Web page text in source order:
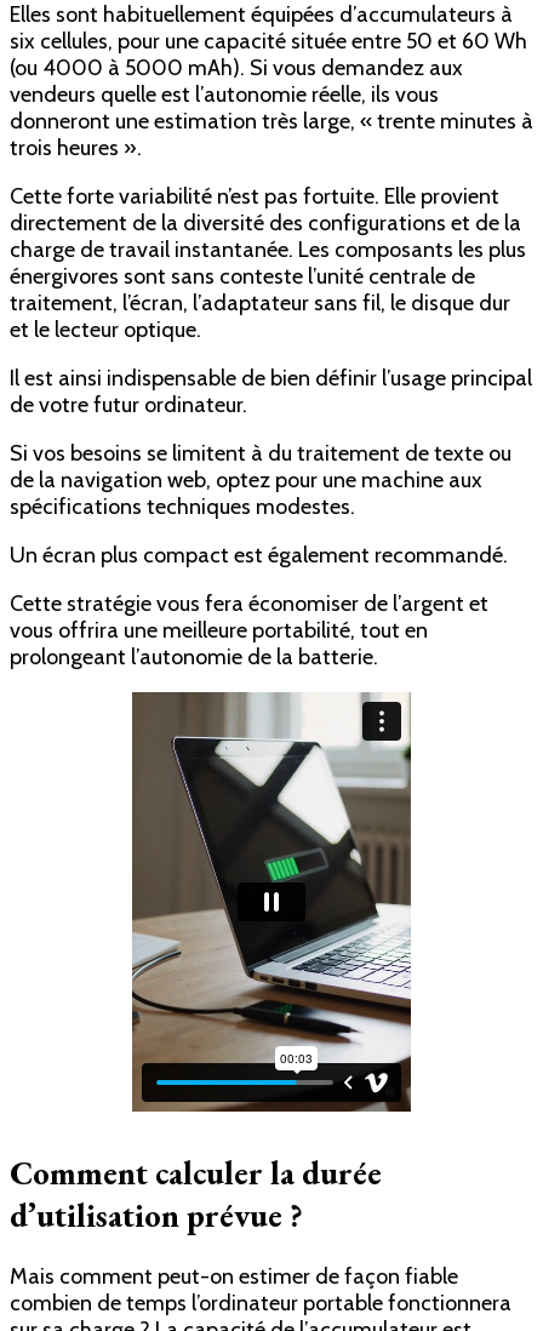
Elles sont habituellement équipées d’accumulateurs à
six cellules, pour une capacité située entre 50 et 60 Wh
(ou 4000 à 5000 mAh). Si vous demandez aux
vendeurs quelle est l’autonomie réelle, ils vous
donneront une estimation très large, « trente minutes à
trois heures ».
Cette forte variabilité n’est pas fortuite. Elle provient
directement de la diversité des configurations et de la
charge de travail instantanée. Les composants les plus
énergivores sont sans conteste l’unité centrale de
traitement, l’écran, l’adaptateur sans fil, le disque dur
et le lecteur optique.
Il est ainsi indispensable de bien définir l’usage principal
de votre futur ordinateur.
Si vos besoins se limitent à du traitement de texte ou
de la navigation web, optez pour une machine aux
spécifications techniques modestes.
Un écran plus compact est également recommandé.
Cette stratégie vous fera économiser de l’argent et
vous offrira une meilleure portabilité, tout en
prolongeant l’autonomie de la batterie.
Comment calculer la durée
d’utilisation prévue ?
Mais comment peut-on estimer de façon fiable
combien de temps l’ordinateur portable fonctionnera